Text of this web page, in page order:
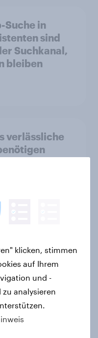
Suche in
sind
Suchkanal,
bleiben
verlässliche
von
How AI is
in 2026
klicken, stimmen
auf Ihrem
und -
analysieren